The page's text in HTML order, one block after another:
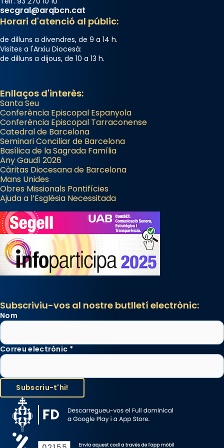
secgral@arqbcn.cat
Horari d'atenció al públic:
de dilluns a divendres, de 9 a 14 h.
Visites a l'Arxiu Diocesà:
de dilluns a dijous, de 10 a 13 h.
Enllaços d'interès:
Santa Seu
Conferència Episcopal Espanyola
Conferència Episcopal Tarraconense
Catedral de Barcelona
Seminari Conciliar de Barcelona
Basílica de la Sagrada Família
Any Gaudí 2026
Càritas Diocesana de Barcelona
Mans Unides
Obres Missionals Pontifícies
Ajuda a l’Església Necessitada
Subscriviu-vos al nostre butlletí electrònic:
Nom
Correu electrònic *